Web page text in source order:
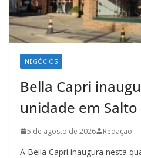
NEGÓCIOS
Bella Capri
unidade em Salto
5 de agosto de 2026 Redação
A Bella Capri inaugura nesta